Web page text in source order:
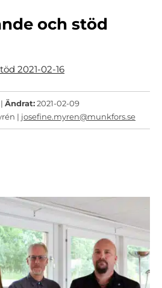
och stöd
2021-02-16
Ändrat:2021-02-09
| josefine.myren@munkfors.se
Facebook
via mail